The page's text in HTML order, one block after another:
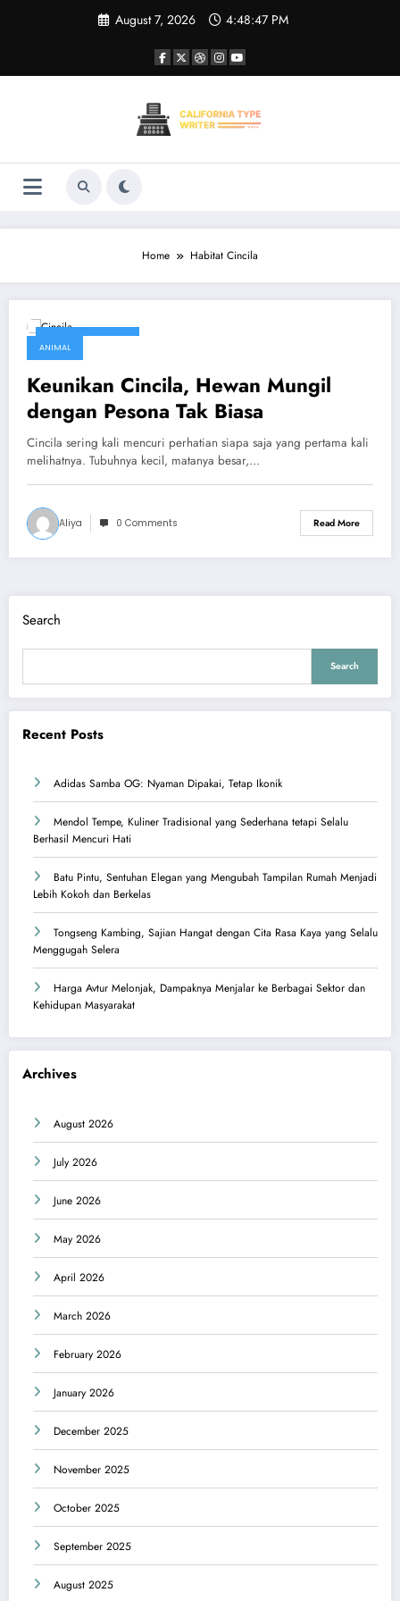
August 7, 2026 4:48:47 PM
Home Habitat Cincila
ANIMAL
Keunikan Cincila, Hewan Mungil
dengan Pesona Tak Biasa
Cincila sering kali mencuri perhatian siapa saja yang pertama kali
melihatnya. Tubuhnya kecil, matanya besar,…
Aliya 0 Comments Read More
Search
Search
Recent Posts
Adidas Samba OG: Nyaman Dipakai, Tetap Ikonik
Mendol Tempe, Kuliner Tradisional yang Sederhana tetapi Selalu
Berhasil Mencuri Hati
Batu Pintu, Sentuhan Elegan yang Mengubah Tampilan Rumah Menjadi
Lebih Kokoh dan Berkelas
Tongseng Kambing, Sajian Hangat dengan Cita Rasa Kaya yang Selalu
Menggugah Selera
Harga Avtur Melonjak, Dampaknya Menjalar ke Berbagai Sektor dan
Kehidupan Masyarakat
Archives
August 2026
July 2026
June 2026
May 2026
April 2026
March 2026
February 2026
January 2026
December 2025
November 2025
October 2025
September 2025
August 2025